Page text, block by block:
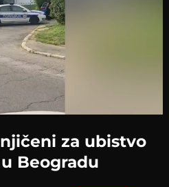
za ubistvo
Beogradu